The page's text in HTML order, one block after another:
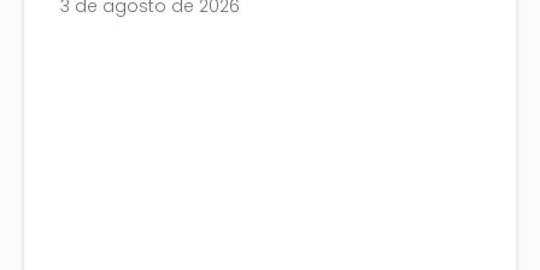
3 de agosto de 2026